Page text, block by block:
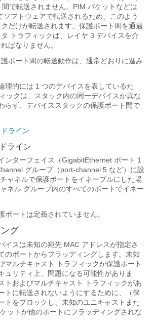
で転送されません。PIM パケットなどは
ソフトウェアで転送されるため、このよう
だけが転送されます。保護ポート間を通過
トラフィックは、レイヤ 3 デバイスを介
ばなりません。
ポート間の転送動作は、通常どおりに進み
理的には 1 つのデバイスを表しているた
ックは、スタック内の同一デバイスか異な
らず、デバイススタックの保護ポート間で
ライン
ライン
ンターフェイス（GigabitEthernet ポート 1
グループ（port-channel 5 など）に設
ャネルで保護ポートをイネーブルにした場
ネル グループ内のすべてのポートでイネー
ポートは定義されていません。
グ
イスは未知の宛先 MAC アドレスが指定さ
のポートからフラッディングします。未知
マルチキャスト トラフィックが保護ポート
ュリティ上、問題になる可能性がありま
トおよびマルチキャスト トラフィックがあ
トに転送されないようにするために、（保
トをブロックし、未知のユニキャストまた
ットが他のポートにフラッディングされな